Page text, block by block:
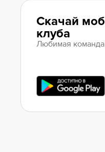
Скачай
клуба
Любимая